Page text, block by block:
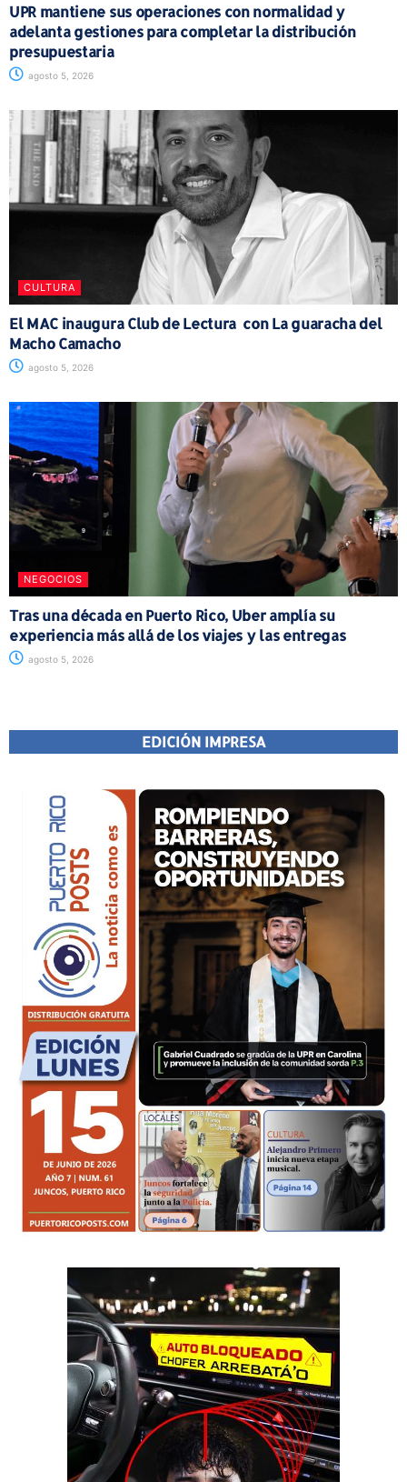
UPR mantiene sus operaciones con normalidad y
adelanta gestiones para completar la distribución
presupuestaria
agosto 5, 2026
CULTURA
El MAC inaugura Club de Lectura con La guaracha del
Macho Camacho
agosto 5, 2026
NEGOCIOS
Tras una década en Puerto Rico, Uber amplía su
experiencia más allá de los viajes y las entregas
agosto 5, 2026
EDICIÓN IMPRESA